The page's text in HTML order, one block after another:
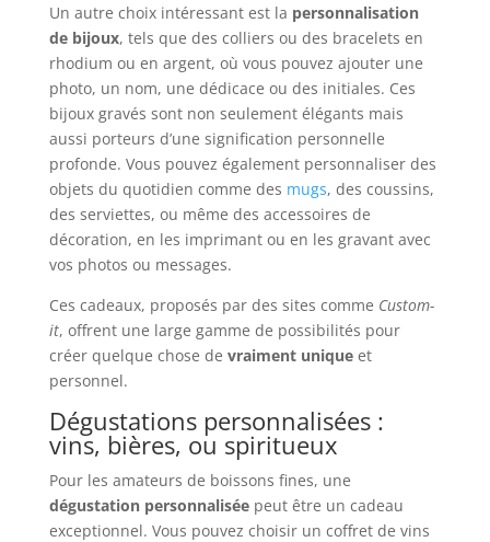
Un autre choix intéressant est la personnalisation
de bijoux, tels que des colliers ou des bracelets en
rhodium ou en argent, où vous pouvez ajouter une
photo, un nom, une dédicace ou des initiales. Ces
bijoux gravés sont non seulement élégants mais
aussi porteurs d’une signification personnelle
profonde. Vous pouvez également personnaliser des
objets du quotidien comme des mugs, des coussins,
des serviettes, ou même des accessoires de
décoration, en les imprimant ou en les gravant avec
vos photos ou messages.
Ces cadeaux, proposés par des sites comme Custom-
it, offrent une large gamme de possibilités pour
créer quelque chose de vraiment uniqueet
personnel.
Dégustations personnalisées :
vins, bières, ou spiritueux
Pour les amateurs de boissons fines, une
dégustation personnaliséepeut être un cadeau
exceptionnel. Vous pouvez choisir un coffret de vins